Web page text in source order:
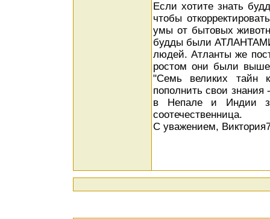
Если хотите знать
чтобы
умы от бытовых
будды были
людей. Атланты же
ростом они были
"Семь великих тайн
пополнить свои
в Непале и Индии
соотечественница.
С уважением,